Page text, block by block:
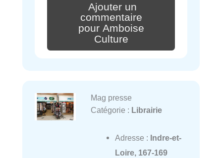
Ajouter un
commentaire
pour Amboise
Culture
Mag presse
Catégorie : Librairie
Adresse : Indre-et-
Loire, 167-169